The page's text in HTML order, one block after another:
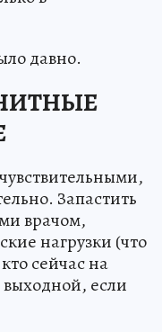
давно.
Запастить
врачом,
нагрузки (что
сейчас на
выходной, если